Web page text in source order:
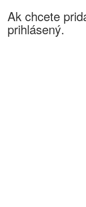
Ak chcete
prihlásený.